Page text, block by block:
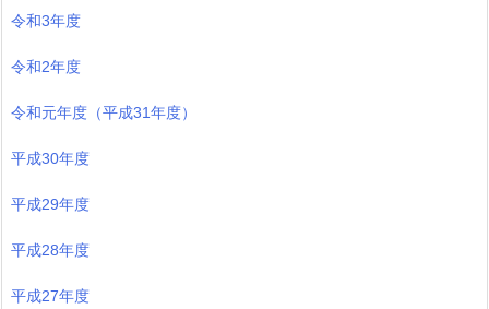
令和3年度
令和2年度
令和元年度（平成31年度）
平成30年度
平成29年度
平成28年度
平成27年度